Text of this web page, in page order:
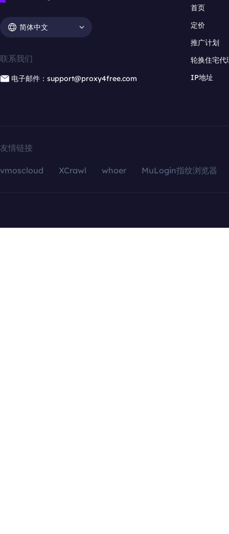
简体中文
联系我们
电子邮件：support@proxy4free.com
首页
定价
推广计划
轮换住宅代
IP地址
友情链接
vmoscloud XCrawl whoer MuLogin指纹浏览器